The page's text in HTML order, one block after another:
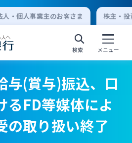
人・個人事業主のお客さま 株主・
検索 メニュー
ーネットバンキング
ログオン
与(賞与)振込、口
るFD等媒体によ
の取り扱い終了